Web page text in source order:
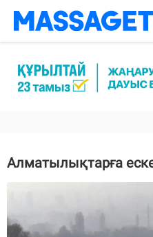
Алматылықтарға